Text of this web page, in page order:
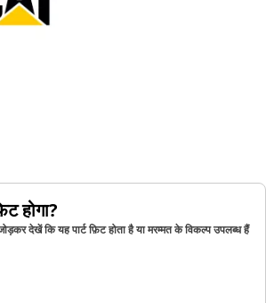
होगा?
देखें कि यह पार्ट फ़िट होता है या मरम्मत के विकल्प उपलब्ध हैं